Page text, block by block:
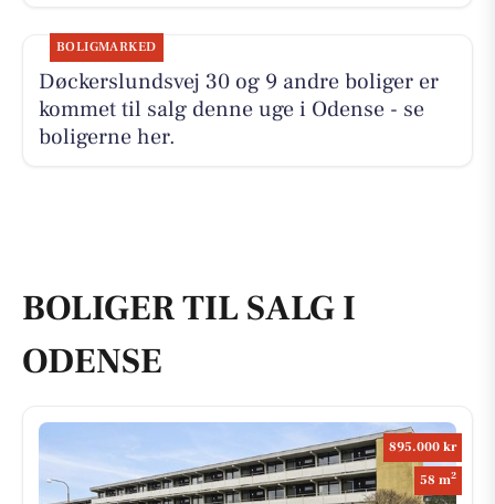
BOLIGMARKED
Døckerslundsvej 30 og 9 andre boliger er
kommet til salg denne uge i Odense - se
boligerne her.
BOLIGER TIL SALG I
ODENSE
895.000 kr
58 m2